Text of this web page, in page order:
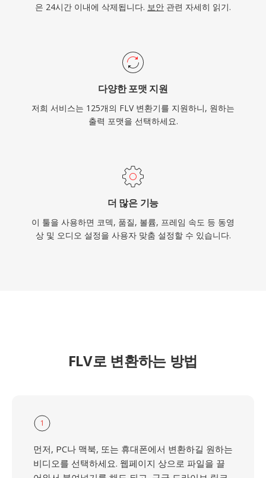
은 24시간 이내에 삭제됩니다. 보안 관련 자세히 읽기.
다양한 포맷 지원
저희 서비스는 125개의 FLV 변환기를 지원하니, 원하는
출력 포맷을 선택하세요.
더 많은 기능
이 툴을 사용하면 코덱, 품질, 볼륨, 프레임 속도 등 동영
상 및 오디오 설정을 사용자 맞춤 설정할 수 있습니다.
FLV로 변환하는 방법
1
먼저, PC나 맥북, 또는 휴대폰에서 변환하길 원하는
비디오를 선택하세요. 웹페이지 상으로 파일을 끌